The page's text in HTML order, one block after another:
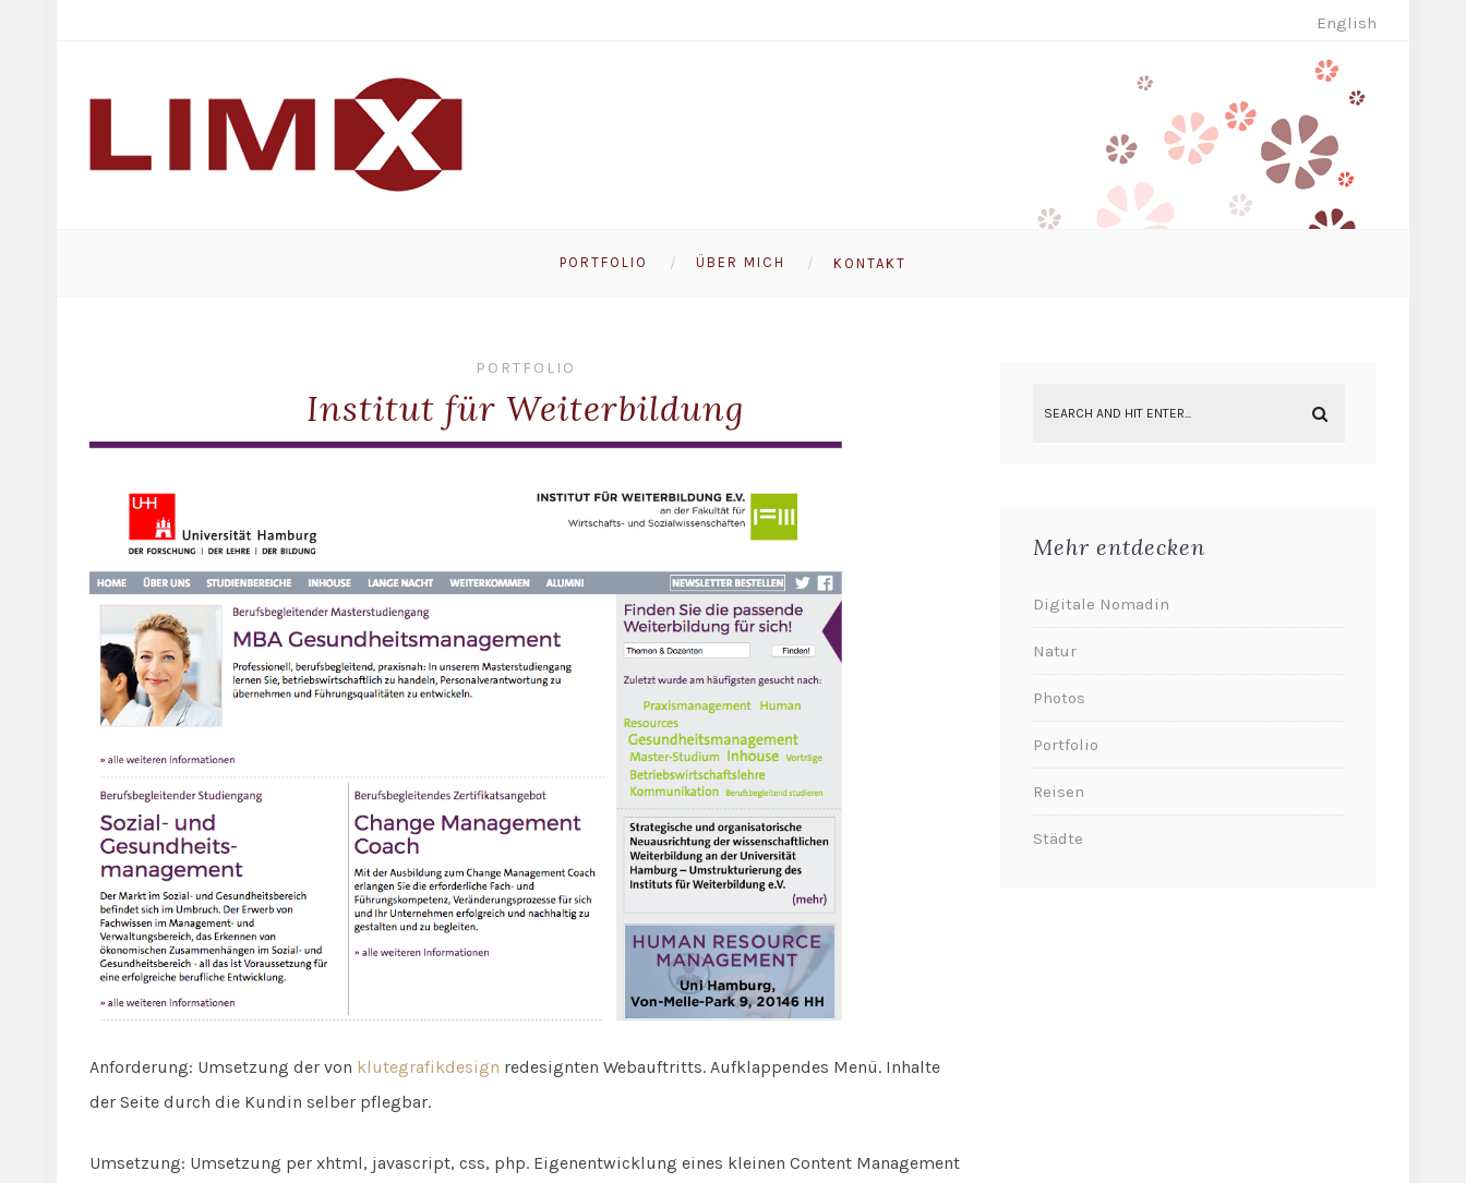
English
PORTFOLIO ÜBER MICH KONTAKT
PORTFOLIO
Institut für Weiterbildung
Anforderung: Umsetzung der von klutegrafikdesign redesignten Webauftritts. Aufklappendes Menü. Inhalte
der Seite durch die Kundin selber pflegbar.
Umsetzung: Umsetzung per xhtml, javascript, css, php. Eigenentwicklung eines kleinen Content Management
Mehr entdecken
Digitale Nomadin
Natur
Photos
Portfolio
Reisen
Städte